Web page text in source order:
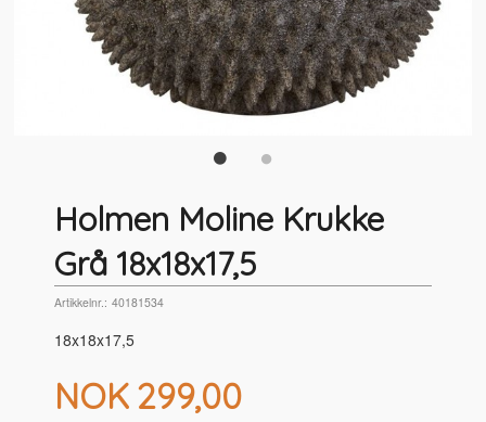
Holmen Moline Krukke
Grå 18x18x17,5
Artikkelnr.: 40181534
18x18x17,5
Pris
NOK 299,00